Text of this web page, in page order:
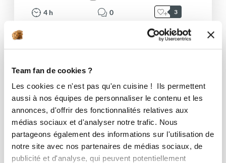
Team fan de cookies ?
Les cookies ce n'est pas qu'en cuisine ! Ils permettent
aussi à nos équipes de personnaliser le contenu et les
annonces, d'offrir des fonctionnalités relatives aux
médias sociaux et d'analyser notre trafic. Nous
partageons également des informations sur l'utilisation de
notre site avec nos partenaires de médias sociaux, de
publicité et d'analyse, qui peuvent potentiellement
4 h 0 3